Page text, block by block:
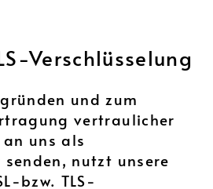
Verschlüsselung
und zum
vertraulicher
uns als
nutzt unsere
bzw. TLS-